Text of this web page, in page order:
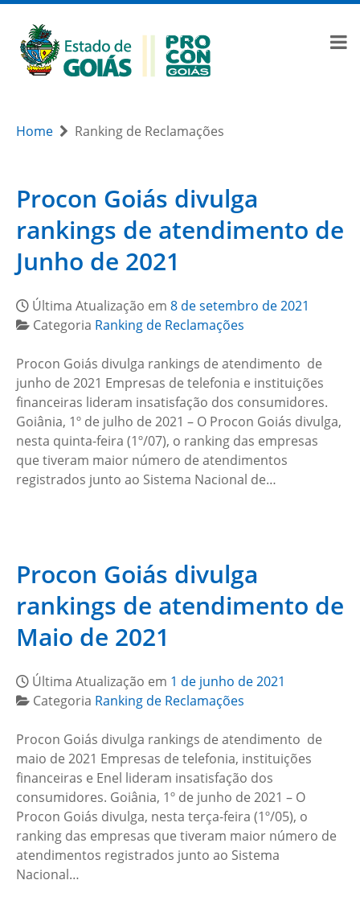
Home Ranking de Reclamações
Procon Goiás divulga
rankings de atendimento de
Junho de 2021
Última Atualização em 8 de setembro de 2021
Categoria Ranking de Reclamações
Procon Goiás divulga rankings de atendimento de
junho de 2021 Empresas de telefonia e instituições
financeiras lideram insatisfação dos consumidores.
Goiânia, 1º de julho de 2021 – O Procon Goiás divulga,
nesta quinta-feira (1º/07), o ranking das empresas
que tiveram maior número de atendimentos
registrados junto ao Sistema Nacional de…
Procon Goiás divulga
rankings de atendimento de
Maio de 2021
Última Atualização em 1 de junho de 2021
Categoria Ranking de Reclamações
Procon Goiás divulga rankings de atendimento de
maio de 2021 Empresas de telefonia, instituições
financeiras e Enel lideram insatisfação dos
consumidores. Goiânia, 1º de junho de 2021 – O
Procon Goiás divulga, nesta terça-feira (1º/05), o
ranking das empresas que tiveram maior número de
atendimentos registrados junto ao Sistema
Nacional…